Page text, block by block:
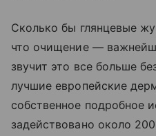
Сколько бы глянцевые
что очищение —
звучит это все больше
лучшие европейские
собственное подробное
задействовано около